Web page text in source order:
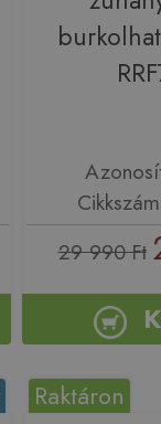
29 990 Ft
Raktáron